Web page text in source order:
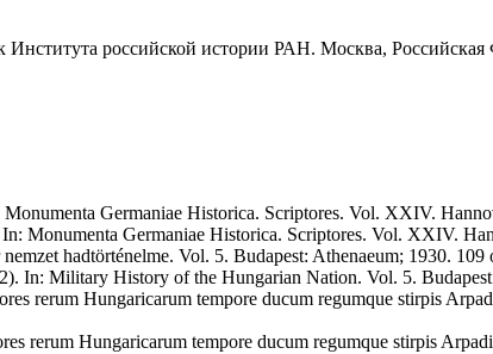
российской истории РАН. Москва, Российская
Germaniae Historica. Scriptores. Vol. XXIV.
Monumenta Germaniae Historica. Scriptores. Vol. XXIV.
hadtörténelme. Vol. 5. Budapest: Athenaeum; 1930. 109
In: Military History of the Hungarian Nation. Vol. 5.
rerum Hungaricarum tempore ducum regumque stirpis
rerum Hungaricarum tempore ducum regumque stirpis